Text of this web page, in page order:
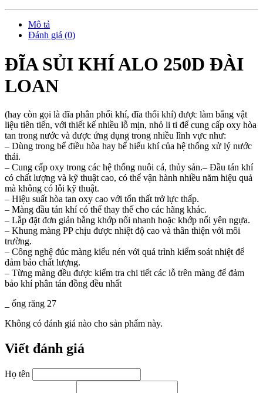
Mô tả
Đánh giá (0)
ĐĨA SỦI KHÍ ALO 250D ĐÀI
LOAN
(hay còn gọi là đĩa phân phối khí, đĩa thổi khí) được làm bằng vật
liệu tiên tiến, với thiết kế nhiều lỗ mịn, nhỏ li ti để cung cấp oxy hòa
tan trong nước và được ứng dụng trong nhiều lĩnh vực như:
– Dùng trong bể điều hòa hay bể hiếu khí của hệ thống xử lý nước
thải.
– Cung cấp oxy trong các hệ thống nuôi cá, thủy sản.– Đầu tán khí
có chất lượng và kỹ thuật cao, có thể vận hành nhiều năm hiệu quả
mà không có lỗi kỹ thuật.
– Hiệu suất hòa tan oxy cao với tổn thất trở lực thấp.
– Màng đầu tán khí có thể thay thế cho các hãng khác.
– Lắp đặt đơn giản bằng khớp nối nhanh hoặc khớp nối yên ngựa.
– Khung màng PP chịu được nhiệt độ cao và thân thiện với môi
trường.
– Công nghệ đúc màng kiểu nén với quá trình kiểm soát nhiệt để
đảm bảo chất lượng.
– Từng màng đều được kiểm tra chi tiết các lỗ trên màng để đảm
bảo khí phân tán đồng đều nhất
_ ống răng 27
Không có đánh giá nào cho sản phẩm này.
Viết đánh giá
Họ tên